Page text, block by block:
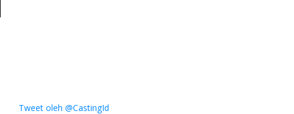
Tweet oleh @CastingId